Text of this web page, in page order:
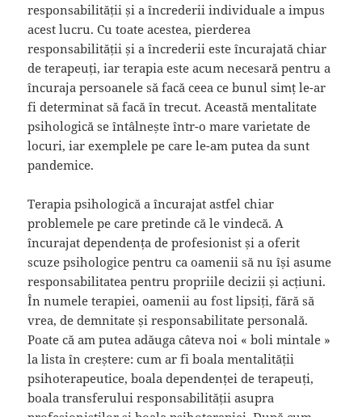
responsabilității și a încrederii individuale a impus
acest lucru. Cu toate acestea, pierderea
responsabilității și a încrederii este încurajată chiar
de terapeuți, iar terapia este acum necesară pentru a
încuraja persoanele să facă ceea ce bunul simț le-ar
fi determinat să facă în trecut. Această mentalitate
psihologică se întâlnește într-o mare varietate de
locuri, iar exemplele pe care le-am putea da sunt
pandemice.
Terapia psihologică a încurajat astfel chiar
problemele pe care pretinde că le vindecă. A
încurajat dependența de profesionist și a oferit
scuze psihologice pentru ca oamenii să nu își asume
responsabilitatea pentru propriile decizii și acțiuni.
În numele terapiei, oamenii au fost lipsiți, fără să
vrea, de demnitate și responsabilitate personală.
Poate că am putea adăuga câteva noi « boli mintale »
la lista în creștere: cum ar fi boala mentalității
psihoterapeutice, boala dependenței de terapeuți,
boala transferului responsabilității asupra